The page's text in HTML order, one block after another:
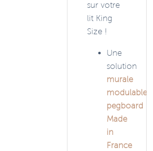
sur votre
lit King
Size !
Une
solution
murale
modulable
pegboard
Made
in
France